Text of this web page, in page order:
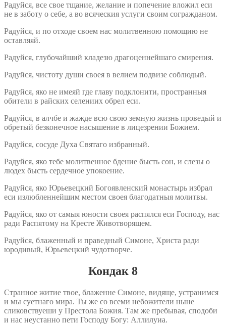
Радуйся, все свое тщание, желание и попечение вложил еси
не в заботу о себе, а во всяческия услуги своим согражданом.
Радуйся, и по отходе своем нас молитвенною помощию не
оставляяй.
Радуйся, глубочайший кладезю драгоценнейшаго смирения.
Радуйся, чистоту души своея в велием подвизе соблюдый.
Радуйся, яко не имеяй где главу подклонити, пространныя
обители в райских селениих обрел еси.
Радуйся, в алчбе и жажде всю свою земную жизнь проведый и
обретый безконечное насышение в лицезрении Божием.
Радуйся, сосуде Духа Святаго избранный.
Радуйся, яко тебе молитвенное бдение бысть сон, и слезы о
людех бысть сердечное упокоение.
Радуйся, яко Юрьевецкий Богоявленский монастырь избрал
еси излюбленнейшим местом своея благодатныя молитвы.
Радуйся, яко от самыя юности своея распялся еси Господу, нас
ради Распятому на Кресте Животворящем.
Радуйся, блаженный и праведный Симоне, Христа ради
юродивый, Юрьевецкий чудотворче.
Кондак 8
Странное житие твое, блаженне Симоне, видяще, устранимся
и мы суетнаго мира. Ты же со всеми небожители ныне
сликовствуеши у Престола Божия. Там же пребывая, сподоби
и нас неустанно пети Господу Богу: Аллилуиа.